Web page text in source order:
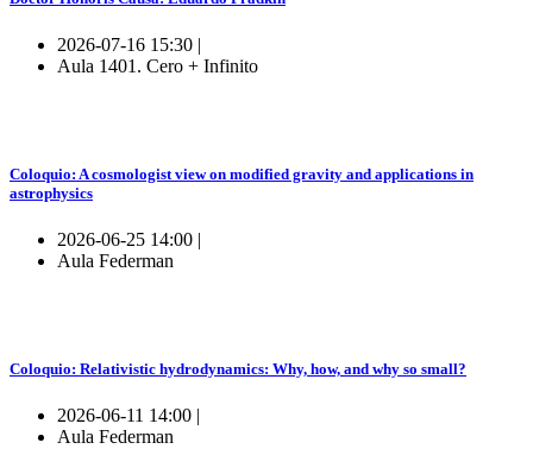
2026-07-16 15:30 |
Aula 1401. Cero + Infinito
Coloquio: A cosmologist view on modified gravity and applications in
astrophysics
2026-06-25 14:00 |
Aula Federman
Coloquio: Relativistic hydrodynamics: Why, how, and why so small?
2026-06-11 14:00 |
Aula Federman